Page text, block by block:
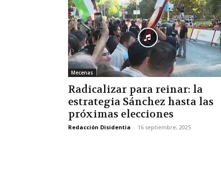
Mecenas
Radicalizar para reinar: la
estrategia Sánchez hasta las
próximas elecciones
Redacción Disidentia - 16 septiembre, 2025